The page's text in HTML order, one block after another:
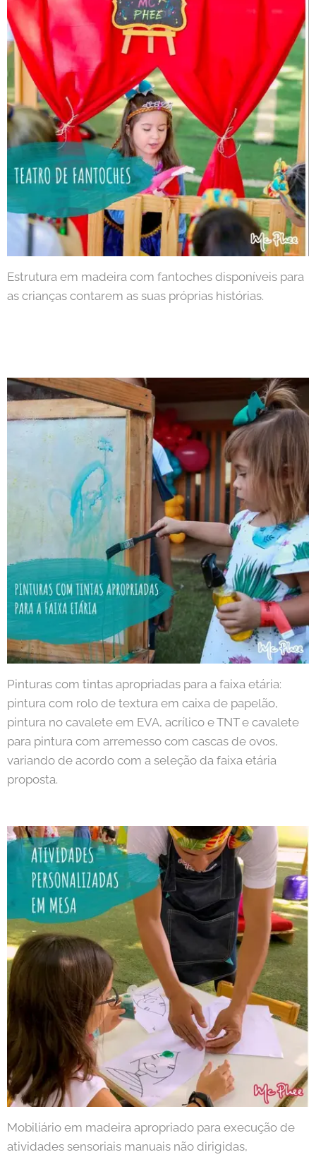
Estrutura em madeira com fantoches disponíveis para
as crianças contarem as suas próprias histórias.
Pinturas com tintas apropriadas para a faixa etária:
pintura com rolo de textura em caixa de papelão,
pintura no cavalete em EVA, acrílico e TNT e cavalete
para pintura com arremesso com cascas de ovos,
variando de acordo com a seleção da faixa etária
proposta.
Mobiliário em madeira apropriado para execução de
atividades sensoriais manuais não dirigidas,